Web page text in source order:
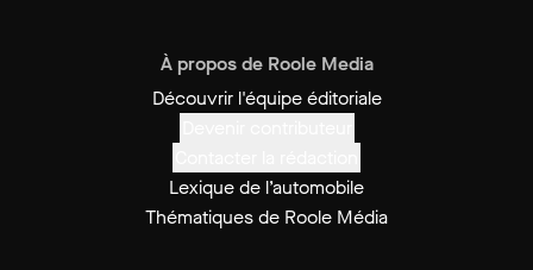
À propos de Roole Media
Découvrir l'équipe éditoriale
Lexique de l’automobile
Thématiques de Roole Média